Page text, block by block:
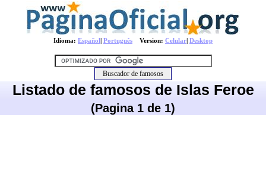
Idioma: Español| Português Version: Celular| Desktop
Listado de famosos de Islas Feroe
(Pagina 1 de 1)